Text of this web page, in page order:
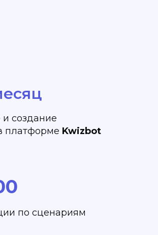
и создание
платформе Kwizbot
по сценариям